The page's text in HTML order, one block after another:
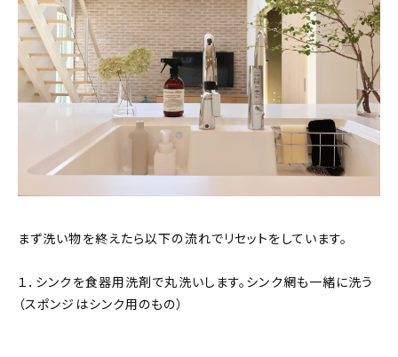
まず洗い物を終えたら以下の流れでリセットをしています。
１．シンクを食器用洗剤で丸洗いします。シンク網も一緒に洗う
（スポンジはシンク用のもの）